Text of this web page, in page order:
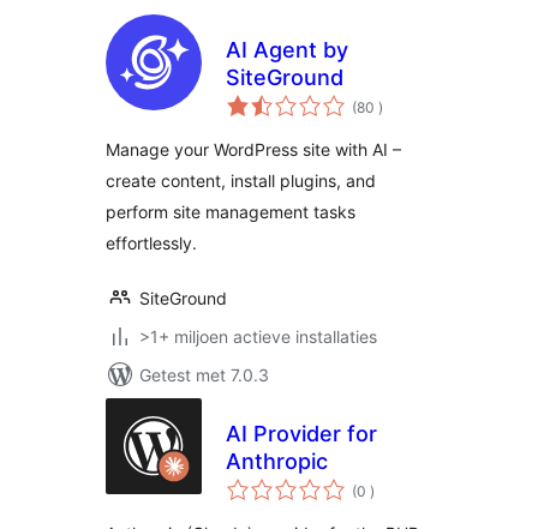
AI Agent by
SiteGround
(80 aantal
beoordelingen
)
Manage your WordPress site with AI –
create content, install plugins, and
perform site management tasks
effortlessly.
SiteGround
>1+ miljoen actieve installaties
Getest met 7.0.3
AI Provider for
Anthropic
(0 aantal
beoordelingen
)